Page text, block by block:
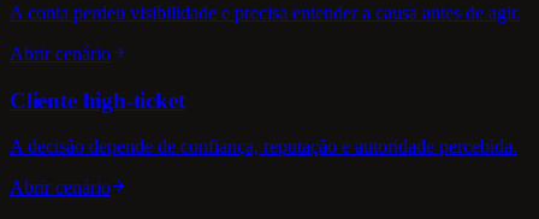
A conta perdeu visibilidade e precisa entender a causa antes de agir.
Abrir cenário
Cliente high-ticket
A decisão depende de confiança, reputação e autoridade percebida.
Abrir cenário